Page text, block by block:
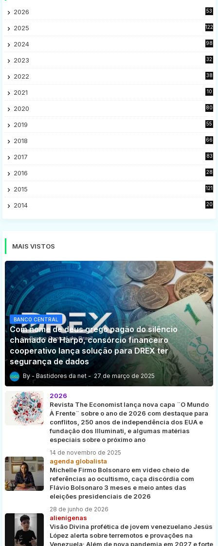
2026 53
2025 122
2024 98
2023
32
2022
38
2021
10
2020
80
2019
55
2018
66
2017
83
2016
28
2015
121
2014
20
MAIS VISTOS
BANCO CENTRAL
Com nome de deus grego pagão do silêncio
chamado de Harpo, consórcio financeiro
cooperativo lança solução para DREX ter
segurança de dados
Bastidores da net 27 de março de 2025
2026
Revista The Economist lança nova capa ¨O Mundo
À Frente¨ sobre o ano de 2026 com destaque para
conflitos, 250 anos de independência dos EUA e
fundação dos Illuminati, e algumas matérias
especiais sobre o próximo ano
14 de novembro de 2025
agenda globalista
Michelle Firmo Bolsonaro em vídeo cheio de
referências ao ocultismo, caça discórdia com
Flávio Bolsonaro 3 meses e meio antes das
eleições presidenciais de 2026
28 de junho de 2026
alienígenas
Visão Divina profética de jovem venezuelano Jesús
López alerta sobre terremotos e provações na
Venezuela; Além de nova pandemia em 2027 e forte